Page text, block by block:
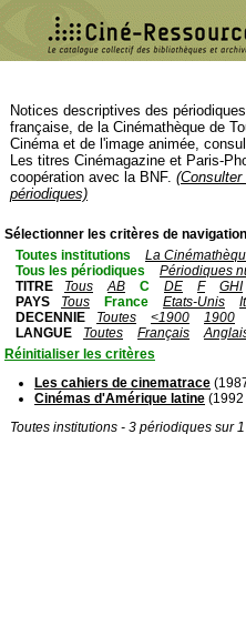
Notices descriptives des
française, de la Cinémathèque de
Cinéma et de l'image animée,
Les titres Cinémagazine et Paris-
coopération avec la BNF.
périodiques)
Sélectionner les critères de
Toutes institutions
La
Tous les périodiques
Périodiques
TITRE
Tous AB C DE F
GHI
PAYS
Tous France Etats-Unis
DECENNIE
Toutes <1900
1900
LANGUE
Toutes Français
Réinitialiser les critères
Les cahiers de cinematrace
Cinémas d'Amérique latine (1992
Toutes institutions - 3 périodiques sur